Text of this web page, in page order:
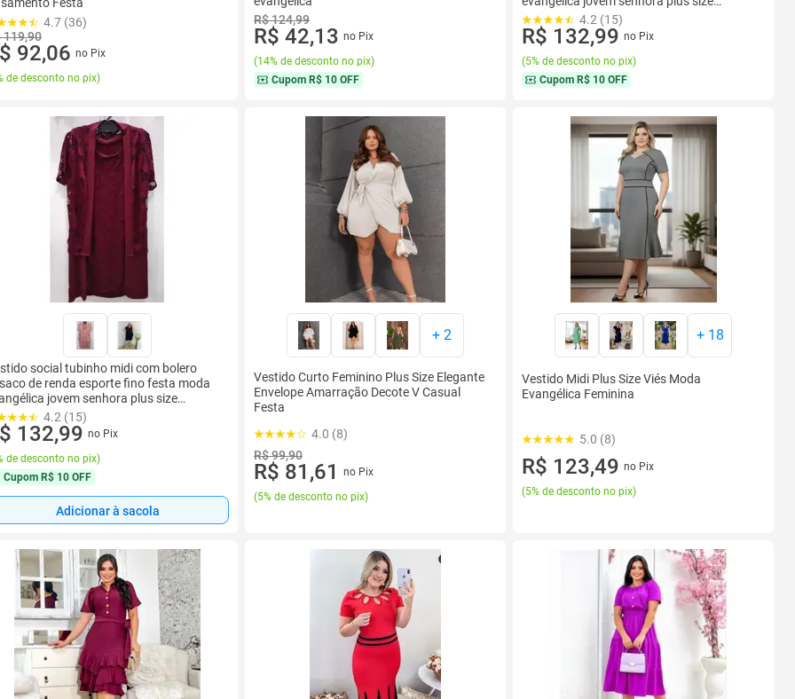
4.7 (36)
119,90
92,06 no Pix
de desconto no pix)
R$ 124,99
R$ 42,13 no Pix
(14% de desconto no pix)
Cupom R$ 10 OFF
tamanhos grandes
4.2 (15)
R$ 132,99 no Pix
(5% de desconto no pix)
Cupom R$ 10 OFF
social tubinho midi com bolero
de renda esporte fino festa moda
jovem senhora plus size
grandes
4.2 (15)
132,99 no Pix
de desconto no pix)
Cupom R$ 10 OFF
Adicionar à sacola
+ 2
Vestido Curto Feminino Plus Size Elegante
Envelope Amarração Decote V Casual
Festa
4.0 (8)
R$ 99,90
R$ 81,61
no Pix
(5% de desconto no pix)
+ 18
Vestido Midi Plus Size Viés Moda
Evangélica Feminina
5.0 (8)
R$ 123,49 no Pix
(5% de desconto no pix)